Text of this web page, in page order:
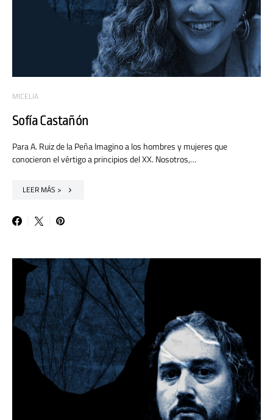
MICELIA
Sofía Castañón
Para A. Ruiz de la Peña Imagino a los hombres y mujeres que
conocieron el vértigo a principios del XX. Nosotros,…
LEER MÁS >